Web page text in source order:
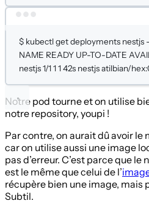
$ kubectlgetdeployments nestjs
NAME READY UP-TO-DATE
nestjs1/11142s nestjsatilbian/
Notre pod tourne et on utilise
notre repository, youpi !
Par contre, on aurait dû avoir le
car on utilise aussi une image
pas d’erreur. C’est parce que
est le même que celui de l’
récupère bien une image, mais
Subtil.